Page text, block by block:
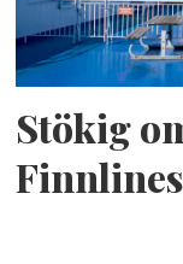
Stökig